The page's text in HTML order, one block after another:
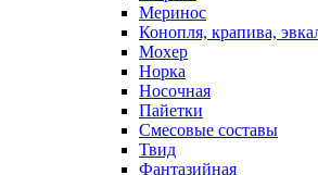
Меринос
Конопля, крапива,
Мохер
Норка
Носочная
Пайетки
Смесовые составы
Твид
Фантазийная